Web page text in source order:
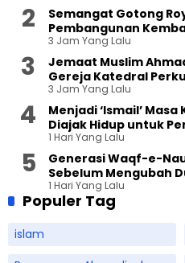
Semangat Gotong
Pembangunan
Ahmadiyah Sukapura
3 Jam Yang Lalu
Jemaat Muslim
Gereja Katedral
3 Jam Yang Lalu
Menjadi ‘Ismail’
Diajak Hidup untuk
1 Hari Yang Lalu
Generasi Waqf-e-
Sebelum Mengubah
1 Hari Yang Lalu
Populer Tag
islam